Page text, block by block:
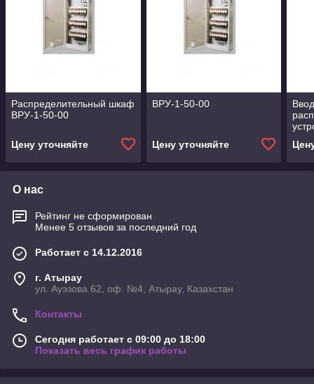
Распределительный шкаф
ВРУ-1-50-00
Цену уточняйте
ВРУ-1-50-00
Цену уточняйте
О нас
Рейтинг не сформирован
Менее 5 отзывов за последний год
Работает с 14.12.2016
г. Атырау
ул. Ауэзова 62, оф. №4, Атырау, Казахстан
Контакты
Сегодня работает с 09:00 до 18:00
Показать весь график работы